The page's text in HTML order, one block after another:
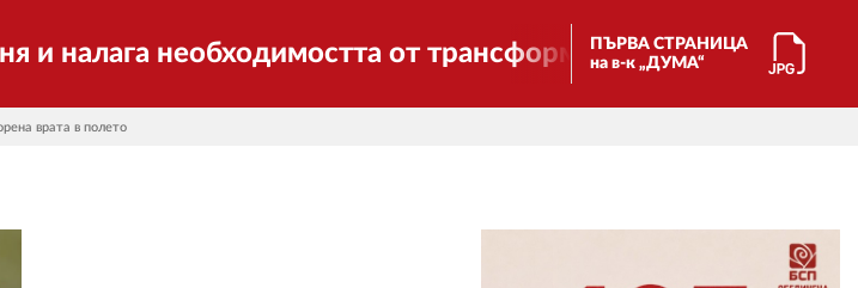
необходимостта от трансформации. И ДУМА се променя
ПЪРВА СТРАНИЦА
на в-к „ДУМА“
врата в полето
ОБЩЕСТВО